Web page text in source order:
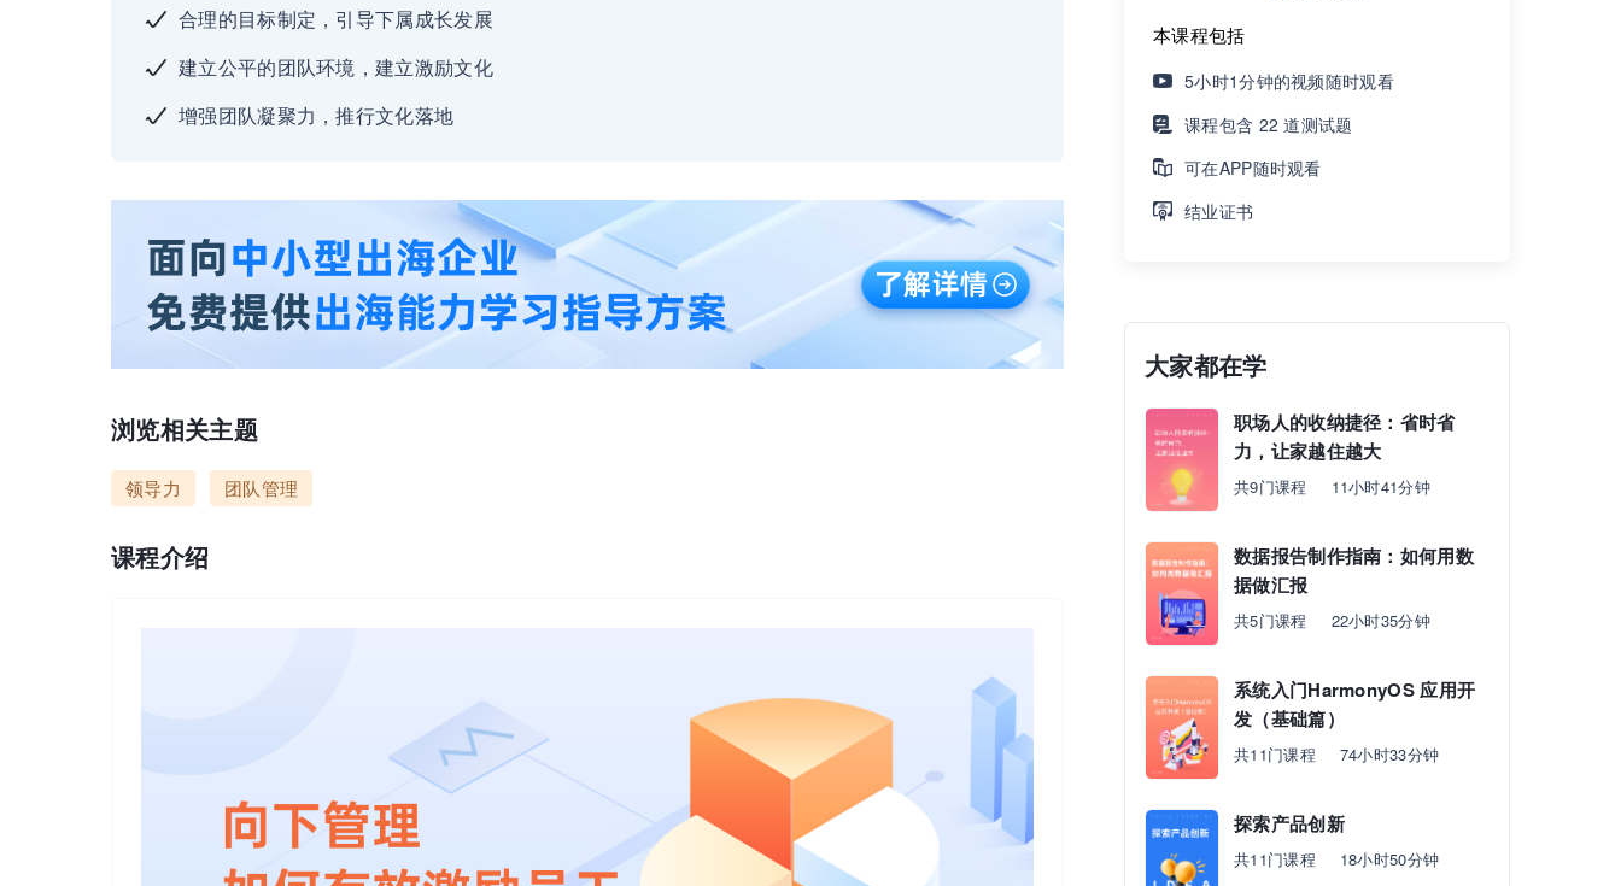
本课程包括
5小时1分钟的视频随时观看
课程包含 22 道测试题
可在APP随时观看
结业证书
大家都在学
职场人的收纳捷径：省时省
力，让家越住越大
共9门课程 11小时41分钟
数据报告制作指南：如何用数
据做汇报
共5门课程 22小时35分钟
系统入门HarmonyOS 应用开
发（基础篇）
共11门课程 74小时33分钟
探索产品创新
共11门课程 18小时50分钟
合理的目标制定，引导下属成长发展
建立公平的团队环境，建立激励文化
增强团队凝聚力，推行文化落地
浏览相关主题
领导力 团队管理
课程介绍